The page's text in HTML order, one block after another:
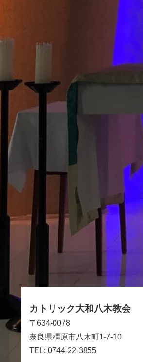
カトリック大和八木教会
〒634-0078
奈良県橿原市八木町1-7-10
TEL: 0744-22-3855